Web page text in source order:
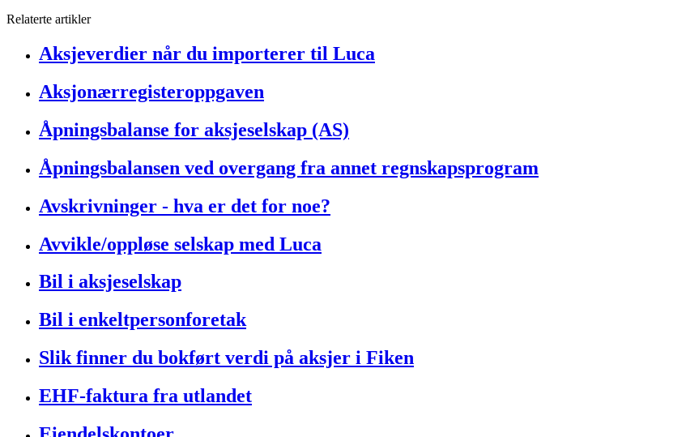
Relaterte artikler
Aksjeverdier når du importerer til Luca
Aksjonærregisteroppgaven
Åpningsbalanse for aksjeselskap (AS)
Åpningsbalansen ved overgang fra annet regnskapsprogram
Avskrivninger - hva er det for noe?
Avvikle/oppløse selskap med Luca
Bil i aksjeselskap
Bil i enkeltpersonforetak
Slik finner du bokført verdi på aksjer i Fiken
EHF-faktura fra utlandet